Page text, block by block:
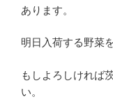
あります。
明日入荷する野菜
もしよろしければ
い。